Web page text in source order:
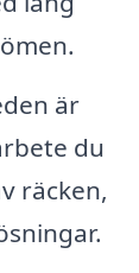
är
du
räcken,